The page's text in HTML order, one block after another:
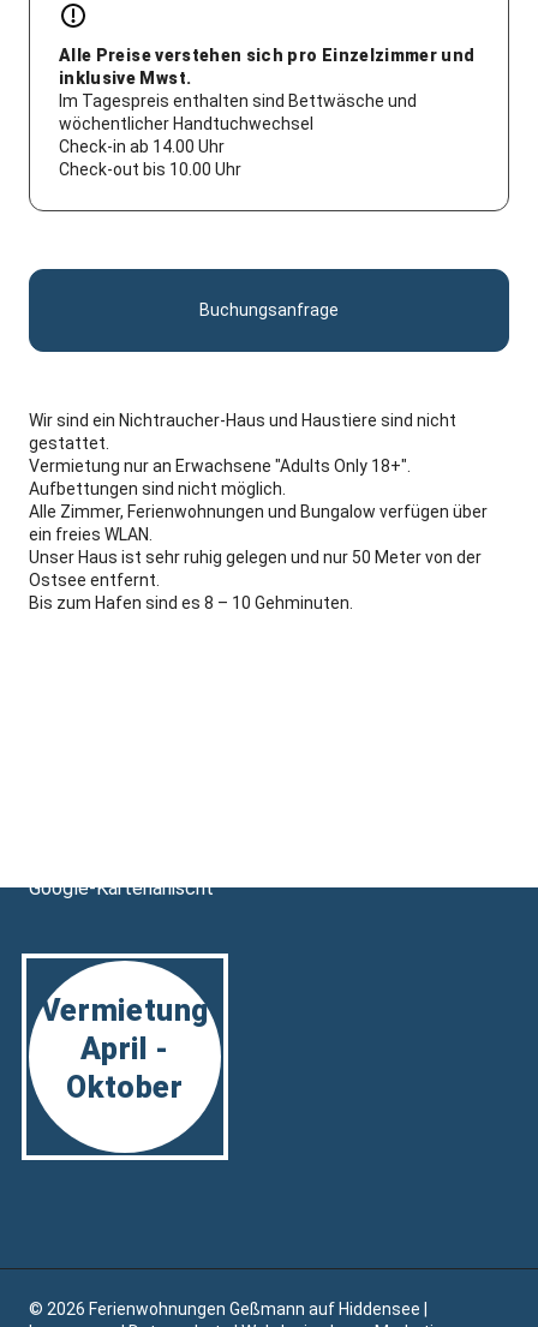
Alle Preise verstehen sich pro Einzelzimmer und
inklusive Mwst.
Im Tagespreis enthalten sind Bettwäsche und
wöchentlicher Handtuchwechsel
Check-in ab 14.00 Uhr
Check-out bis 10.00 Uhr
Buchungsanfrage
Wir sind ein Nichtraucher-Haus und Haustiere sind nicht
gestattet.
Vermietung nur an Erwachsene "Adults Only 18+".
Aufbettungen sind nicht möglich.
Alle Zimmer, Ferienwohnungen und Bungalow verfügen über
ein freies WLAN.
Unser Haus ist sehr ruhig gelegen und nur 50 Meter von der
Ostsee entfernt.
Bis zum Hafen sind es 8 – 10 Gehminuten.
Google-Kartenanischt
Vermietung
April -
Oktober
© 2026 Ferienwohnungen Geßmann auf Hiddensee |